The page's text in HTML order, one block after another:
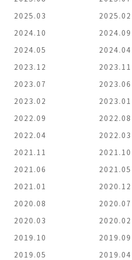
2025.03 2025.02
2024.10 2024.09
2024.05 2024.04
2023.12 2023.11
2023.07 2023.06
2023.02 2023.01
2022.09 2022.08
2022.04 2022.03
2021.11 2021.10
2021.06 2021.05
2021.01 2020.12
2020.08 2020.07
2020.03 2020.02
2019.10 2019.09
2019.05 2019.04